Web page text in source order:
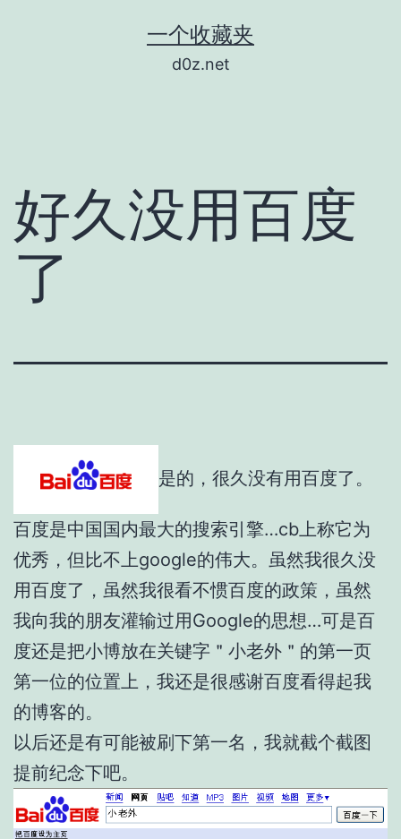
一个收藏夹
d0z.net
好久没用百度
了
是的，很久没有用百度了。
百度是中国国内最大的搜索引擎…cb上称它为
优秀，但比不上google的伟大。虽然我很久没
用百度了，虽然我很看不惯百度的政策，虽然
我向我的朋友灌输过用Google的思想…可是百
度还是把小博放在关键字＂小老外＂的第一页
第一位的位置上，我还是很感谢百度看得起我
的博客的。
以后还是有可能被刷下第一名，我就截个截图
提前纪念下吧。